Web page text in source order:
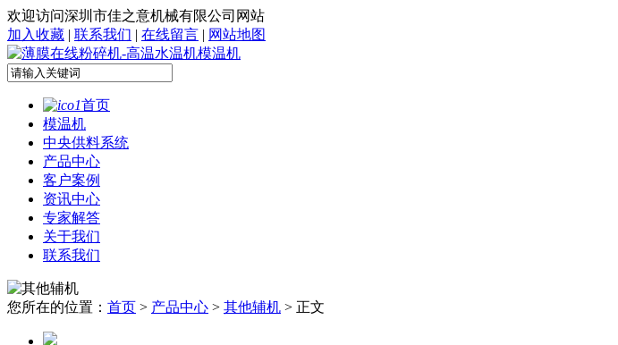
欢迎访问深圳市佳之意机械有限公司网站
加入收藏 | 联系我们 | 在线留言 | 网站地图
首页
模温机
中央供料系统
产品中心
客户案例
资讯中心
专家解答
关于我们
联系我们
您所在的位置： 首页 > 产品中心 > 其他辅机 > 正文